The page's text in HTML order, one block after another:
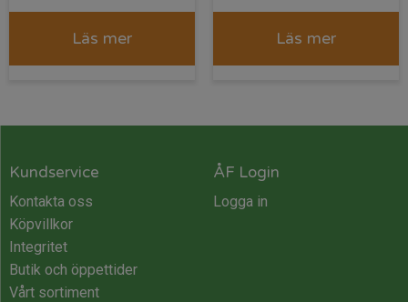
Läs mer Läs mer
Kundservice
Kontakta oss
Köpvillkor
Integritet
Butik och öppettider
Vårt sortiment
ÅF Login
Logga in